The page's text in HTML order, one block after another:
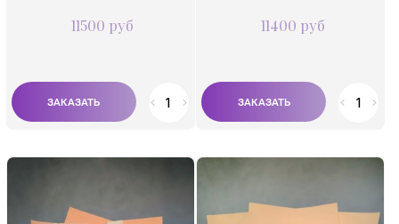
11500 руб 11400 руб